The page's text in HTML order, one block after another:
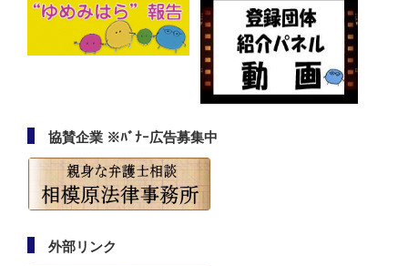
協賛企業 ※ﾊﾞﾅｰ広告募集中
外部リンク